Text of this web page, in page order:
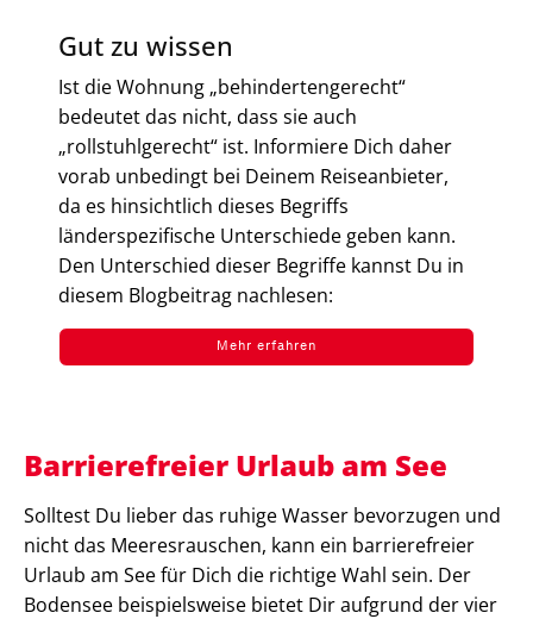
Gut zu wissen
Ist die Wohnung „behindertengerecht“
bedeutet das nicht, dass sie auch
„rollstuhlgerecht“ ist. Informiere Dich daher
vorab unbedingt bei Deinem Reiseanbieter,
da es hinsichtlich dieses Begriffs
länderspezifische Unterschiede geben kann.
Den Unterschied dieser Begriffe kannst Du in
diesem Blogbeitrag nachlesen:
Mehr erfahren
Barrierefreier Urlaub am See
Solltest Du lieber das ruhige Wasser bevorzugen und
nicht das Meeresrauschen, kann ein barrierefreier
Urlaub am See für Dich die richtige Wahl sein. Der
Bodensee beispielsweise bietet Dir aufgrund der vier